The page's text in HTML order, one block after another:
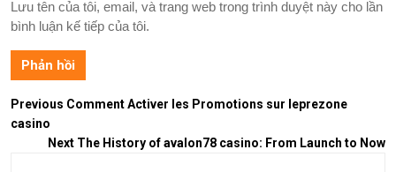
Lưu tên của tôi, email, và trang web trong trình duyệt này cho lần
bình luận kế tiếp của tôi.
Previous Comment Activer les Promotions sur leprezone
casino
Next The History of avalon78 casino: From Launch to Now